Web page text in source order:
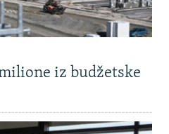
iz budžetske